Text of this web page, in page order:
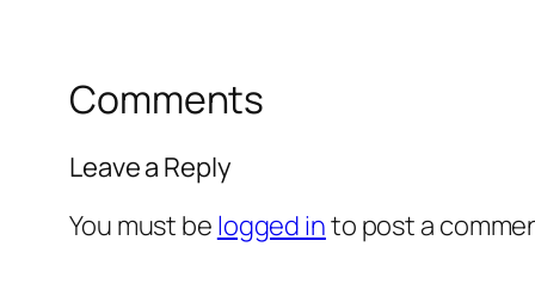
Comments
Leave a Reply
You must be logged into post a